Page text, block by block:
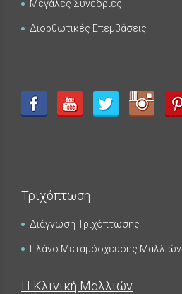
Μεγάλες Συνεδρίες
Διορθωτικές Επεμβάσεις
Τριχόπτωση
Διάγνωση Τριχόπτωσης
Πλάνο Μεταμόσχευσης Μαλλιών
Η Κλινική Μαλλιών